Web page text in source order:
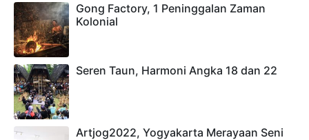
Gong Factory, 1 Peninggalan Zaman
Kolonial
Seren Taun, Harmoni Angka 18 dan 22
Artjog2022, Yogyakarta Merayaan Seni